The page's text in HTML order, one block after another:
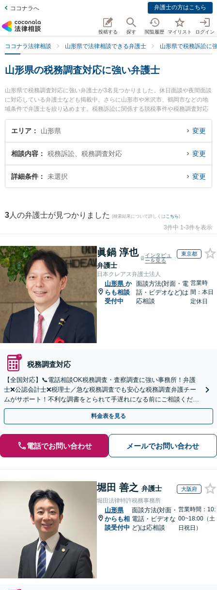
ココナラへ 弁護士の方はこちら
投稿する 探す 閲覧履歴 マイリスト ログイン
ココナラ法律相談 山形県で法律相談できる弁護士 山形県で税務訴訟に
山形県の税務調査対応に強い弁護士
山形県で税務調査対応に強い弁護士が3名見つかりました。休日面談や夜間面談
に対応している弁護士なども掲載中。さらに山形市や米沢市、鶴岡市などの地
域条件で弁護士を絞り込めます。税務訴訟に関係する脱税事件や税務調査対応
等の細かな分野での絞り込み検索もでき便利です。』特に及川法律事務所の及
川 善大弁護士や安孫子総合法律事務所の安孫子 英彦弁護士、大江法律事務所の
士に相談したい』『税務調査対応のトラブル解決の実績豊富な近くの弁護士を
検索したい』『初回相談無料で税務調査対応を法律相談できる山形県内の弁護
士に相談予約したい』などでお困りの相談者さんにおすすめです。
エリア 山形県 変更
相談内容 税務訴訟、税務調査対応 変更
詳細条件 未選択 変更
3 人の弁護士が見つかりました (検索結果について詳しくは こちら)
3件中 1-3件を表示
眞鍋 淳也
弁護士
インタビュ
ーを見る
東京都
日本クレアス弁護士法人
山形県 か
らも相談
受付中
面談方法(対面・電
話・ビデオなど)は
応相談
営業時
間：本日
定休日
税務調査対応
【全国対応】📞電話相談OK税務調査・査察調査に強い事務所！弁護
士❌公認会計士❌税理士／急な税務調査でも安心な税務調査弁護チー
ムがサポート！不利な調書をとられて手遅れになる前にご相談くださ
い。
料金表を見る
電話でお問い合わせ メールでお問い合わせ
堀田 善之 弁護士 大阪府
堀田法律特許税務事務所
山形県
からも相
談受付中
面談方法(対面・
電話・ビデオな
ど)は応相談
営業時間：10:
00~18:00（土
日祝日）